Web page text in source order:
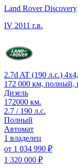
Land Rover Discovery
IV 2011 г.в.
2.7d AT (190 л.с.)
172 000 км, полный,
Дизель
172000 км.
2.7 / 190 л.с.
Полный
Автомат
1 владелец
от 1 034 990 ₽
1 320 000 ₽